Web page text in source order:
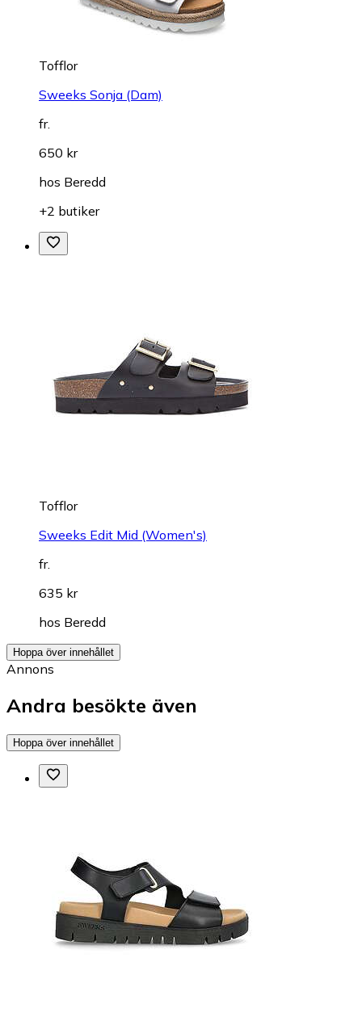
Tofflor
Sweeks Sonja (Dam)
fr.
650 kr
hos Beredd
+2 butiker
Tofflor
Sweeks Edit Mid (Women's)
fr.
635 kr
hos Beredd
Hoppa över innehållet
Annons
Andra besökte även
Hoppa över innehållet